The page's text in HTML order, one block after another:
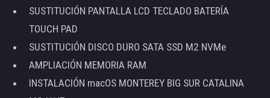
SUSTITUCIÓN PANTALLA LCD TECLADO BATERÍA
TOUCH PAD
SUSTITUCIÓN DISCO DURO SATA SSD M2 NVMe
AMPLIACIÓN MEMORIA RAM
INSTALACIÓN macOS MONTEREY BIG SUR CATALINA